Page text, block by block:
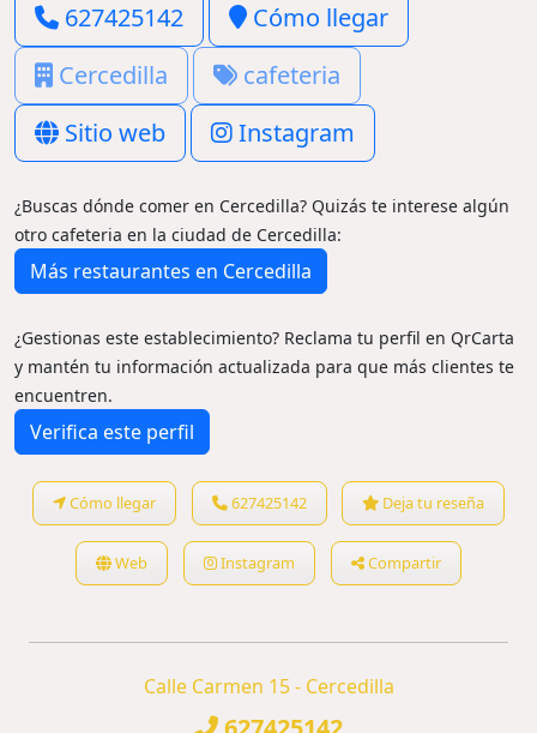
627425142
Cómo llegar
Cercedilla
cafeteria
Sitio web
Instagram
¿Buscas dónde comer en Cercedilla? Quizás te interese algún
otro cafeteria en la ciudad de Cercedilla:
Más restaurantes en Cercedilla
¿Gestionas este establecimiento? Reclama tu perfil en QrCarta
y mantén tu información actualizada para que más clientes te
encuentren.
Verifica este perfil
Cómo llegar 627425142 Deja tu reseña
Web Instagram Compartir
Calle Carmen 15 - Cercedilla